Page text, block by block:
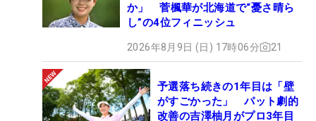
「切り替えには時間がかかるかもしれないけれ
ど…。ちょっと頑張らないと、シードも取れない。
これからの試合は、悔しさを減らすというか、少な
めにしたい」。米4年目のシーズンも折り返し地点
を越え、まだ踏ん張りどころは続く。イングランド
か」 菅楓華が北海道で“憂さ晴ら
し”の4位フィニッシュ
2026年8月9日 (日) 17時06分 21
予選落ち続きの1年目は「壁
がすごかった」 パット劇的
改善の吉澤柚月がプロ3年目